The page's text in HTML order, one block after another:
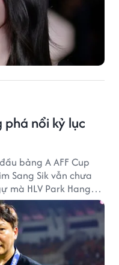
phá nổi kỷ lục
bảng A AFF Cup
Sang Sik vẫn chưa
mà HLV Park Hang